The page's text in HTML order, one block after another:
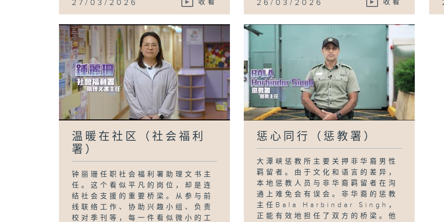
27/03/2026 收看 26/03/2026 收看
温暖在社区（社会福利
署）
钟丽珊任职社会福利署助理文书主
任。这个看似平凡的岗位，却是连
结社会支援的重要桥梁。从参与前
线联络工作、协助兴趣小组、负责
校对季刊等，每一件看似微小的工
惩心同行（惩教署）
大潭峡惩教所主要关押非华裔男性
羁留者。由于文化和语言的差异，
本地惩教人员与非华裔羁留者在沟
通上难免会有误会。非华裔的惩教
主任Bala Harbindar Singh，
正能有效地担任了双方的桥梁。他